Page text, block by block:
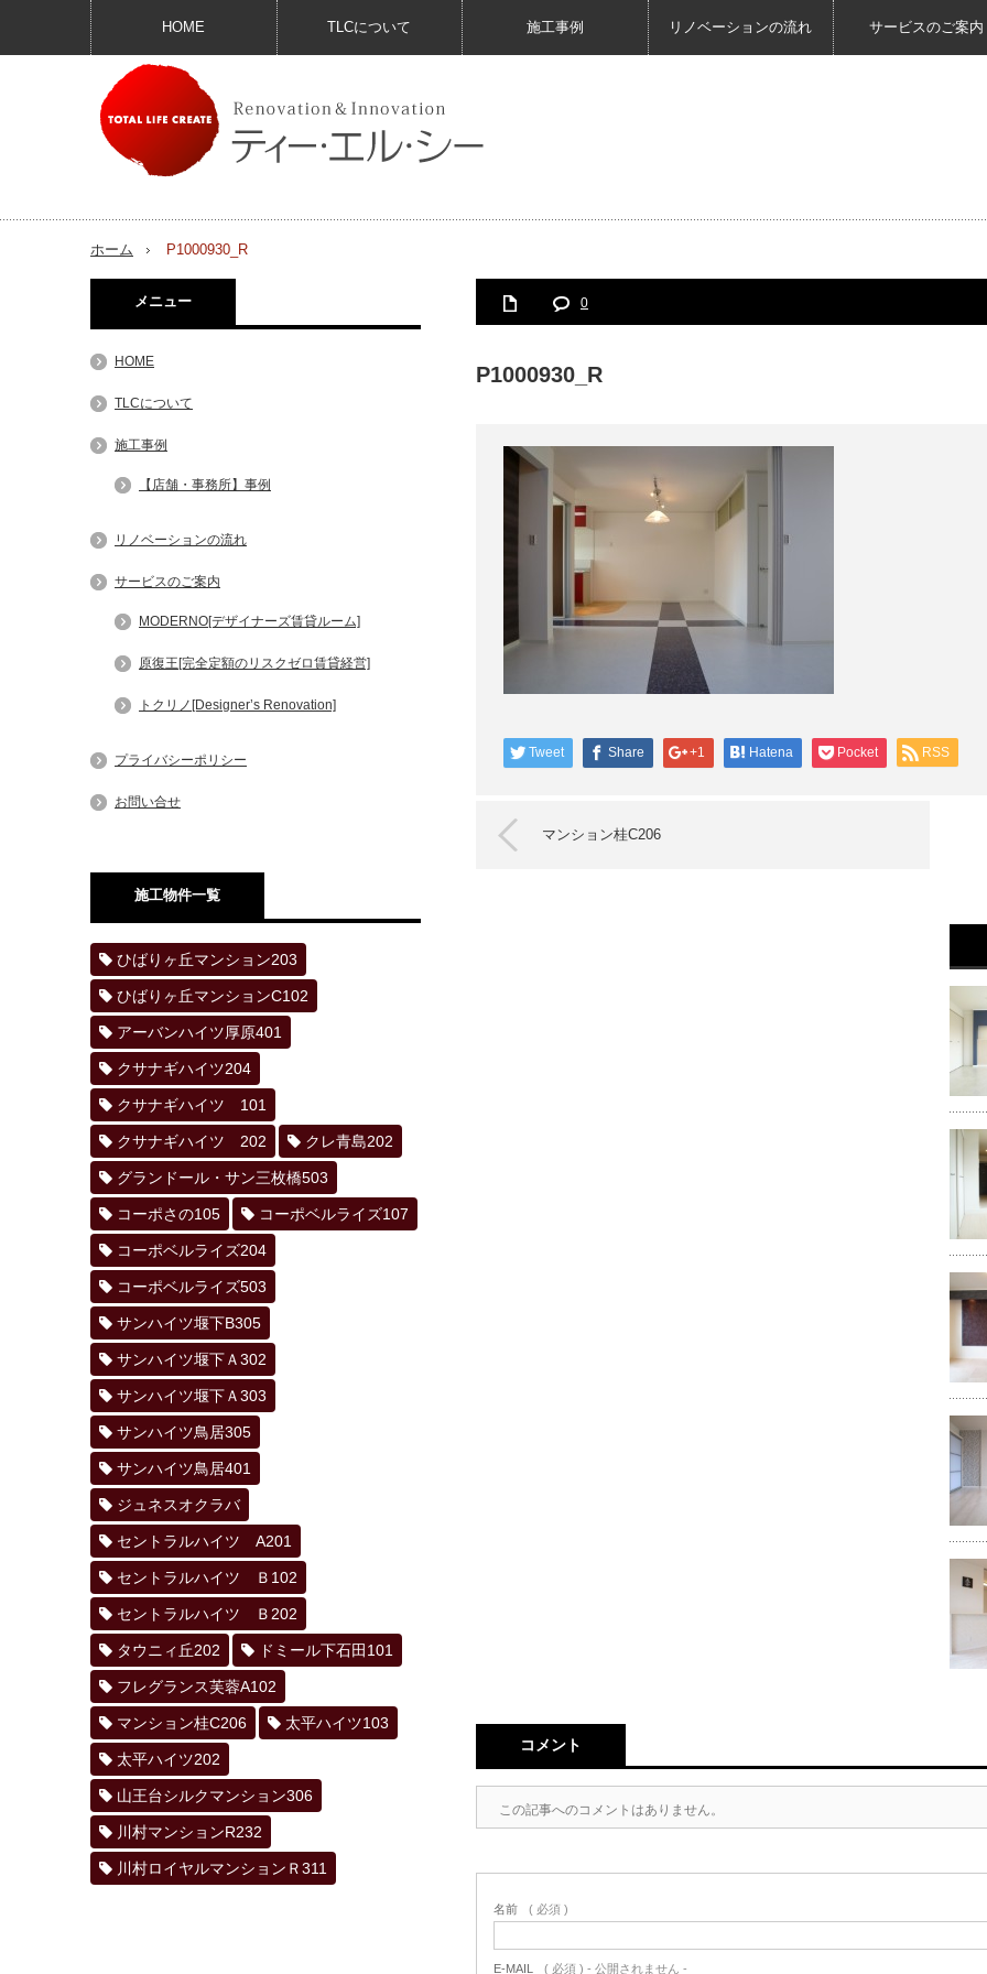
HOME TLCについて 施工事例 リノベーションの流れ サービスのご案内
ホーム P1000930_R
0
P1000930_R
Tweet Share +1 Hatena Pocket RSS
マンション桂C206
コメント
この記事へのコメントはありません。
名前 ( 必須 )
E-MAIL ( 必須 ) - 公開されません -
メニュー
HOME
TLCについて
施工事例
【店舗・事務所】事例
リノベーションの流れ
サービスのご案内
MODERNO[デザイナーズ賃貸ルーム]
原復王[完全定額のリスクゼロ賃貸経営]
トクリノ[Designer’s Renovation]
プライバシーポリシー
お問い合せ
施工物件一覧
ひばりヶ丘マンション203
ひばりヶ丘マンションC102
アーバンハイツ厚原401
クサナギハイツ204
クサナギハイツ 101
クサナギハイツ 202 クレ青島202
グランドール・サン三枚橋503
コーポさの105 コーポベルライズ107
コーポベルライズ204
コーポベルライズ503
サンハイツ堰下B305
サンハイツ堰下Ａ302
サンハイツ堰下Ａ303
サンハイツ鳥居305
サンハイツ鳥居401
ジュネスオクラバ
セントラルハイツ A201
セントラルハイツ Ｂ102
セントラルハイツ Ｂ202
タウニィ丘202 ドミール下石田101
フレグランス芙蓉A102
マンション桂C206 太平ハイツ103
太平ハイツ202
山王台シルクマンション306
川村マンションR232
川村ロイヤルマンションＲ311